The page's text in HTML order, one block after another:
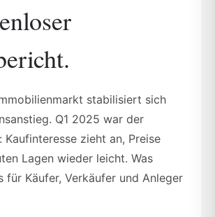
stabilisiert sich
Q1 2025 war der
Kaufinteresse zieht an, Preise
Lagen wieder leicht. Was
für Käufer, Verkäufer und Anleger